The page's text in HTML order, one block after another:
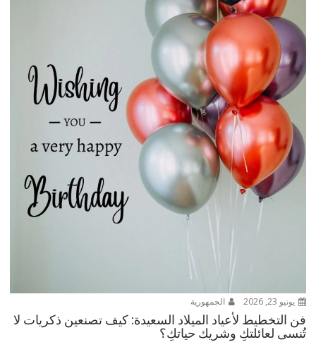
يونيو 23, 2026 الجمهورية
فن التخطيط لأعياد الميلاد السعيدة: كيف تصنعين ذكريات لا
تُنسى لعائلتكِ وشريك حياتكِ؟